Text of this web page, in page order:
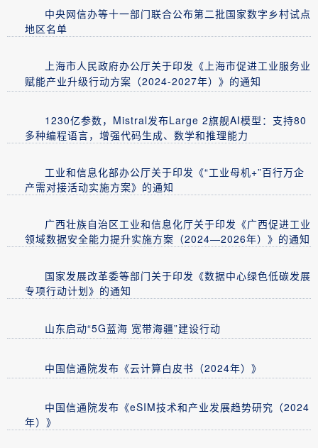
中央网信办等十一部门联合公布第二批国家数字乡村试点
地区名单
上海市人民政府办公厅关于印发《上海市促进工业服务业
赋能产业升级行动方案（2024-2027年）》的通知
1230亿参数，Mistral发布Large 2旗舰AI模型：支持80
多种编程语言，增强代码生成、数学和推理能力
工业和信息化部办公厅关于印发《“工业母机+”百行万企
产需对接活动实施方案》的通知
广西壮族自治区工业和信息化厅关于印发《广西促进工业
领域数据安全能力提升实施方案（2024—2026年）》的通知
国家发展改革委等部门关于印发《数据中心绿色低碳发展
专项行动计划》的通知
山东启动“5G蓝海 宽带海疆”建设行动
中国信通院发布《云计算白皮书（2024年）》
中国信通院发布《eSIM技术和产业发展趋势研究（2024
年）》